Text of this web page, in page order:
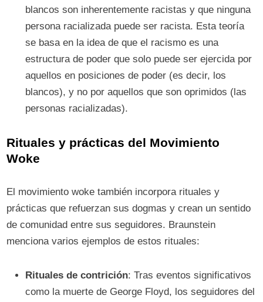
blancos son inherentemente racistas y que ninguna
persona racializada puede ser racista. Esta teoría
se basa en la idea de que el racismo es una
estructura de poder que solo puede ser ejercida por
aquellos en posiciones de poder (es decir, los
blancos), y no por aquellos que son oprimidos (las
personas racializadas).
Rituales y prácticas del Movimiento
Woke
El movimiento woke también incorpora rituales y
prácticas que refuerzan sus dogmas y crean un sentido
de comunidad entre sus seguidores. Braunstein
menciona varios ejemplos de estos rituales:
Rituales de contrición: Tras eventos significativos
como la muerte de George Floyd, los seguidores del